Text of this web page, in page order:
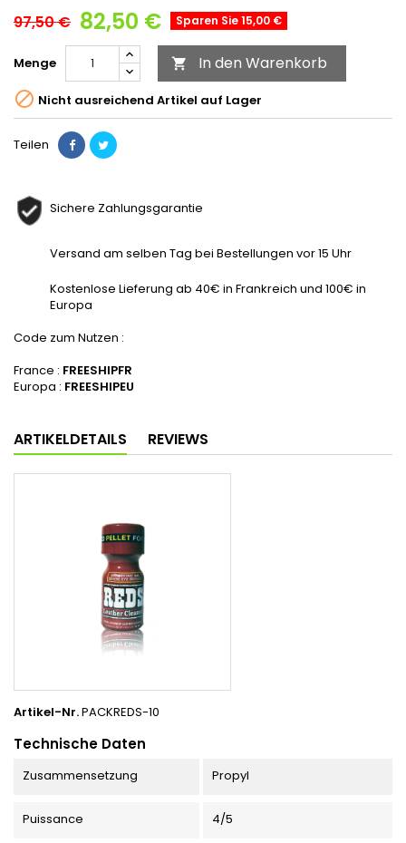
97,50 € 82,50 € Sparen Sie 15,00 €
Menge  In den Warenkorb
 Nicht ausreichend Artikel auf Lager
Teilen
Sichere Zahlungsgarantie
Versand am selben Tag bei Bestellungen vor 15 Uhr
Kostenlose Lieferung ab 40€ in Frankreich und 100€ in
Europa
Code zum Nutzen :
France : FREESHIPFR
Europa : FREESHIPEU
ARTIKELDETAILS REVIEWS
Artikel-Nr.PACKREDS-10
Technische Daten
Zusammensetzung Propyl
Puissance 4/5